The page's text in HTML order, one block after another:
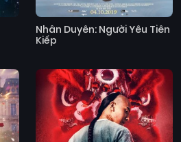
Nhân Duyên: Người Yêu Tiên
Kiếp